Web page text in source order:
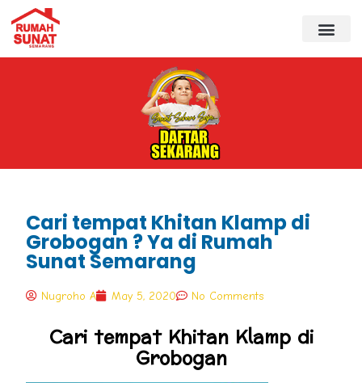
Cari tempat Khitan Klamp di
Grobogan ? Ya di Rumah
Sunat Semarang
Nugroho A May 5, 2020 No Comments
Cari tempat Khitan Klamp di
Grobogan